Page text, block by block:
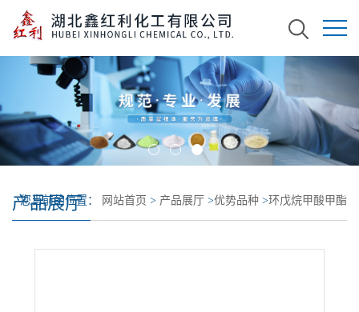
产品展厅
您当前的位置： 网站首页 > 产品展厅 >优势品种 >环戊烷甲酸甲酯